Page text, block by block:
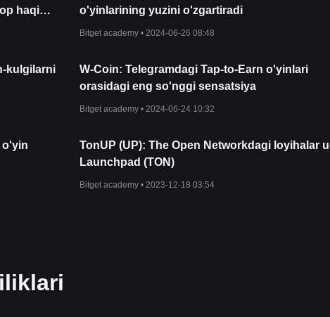
haqida
o'yinlarining yuzini o'zgartiradi
Bitget academy • 2024-06-26 08:48
kulgilarni
W-Coin: Telegramdagi Tap-to-Earn o'yinlari
orasidagi eng so'nggi sensatsiya
Bitget academy • 2024-06-24 10:32
o'yin
TonUP (UP): The Open Networkdagi loyihalar
Launchpad (TON)
Bitget academy • 2023-12-18 03:54